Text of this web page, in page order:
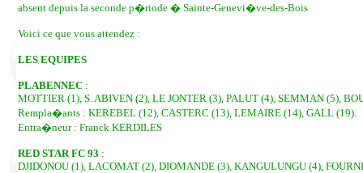
absent depuis la seconde p�riode � Sainte-Genevi�ve-des-Bois
Voici ce que vous attendez :
LES EQUIPES
PLABENNEC :
MOTTIER (1), S. ABIVEN (2), LE JONTER (3), PALUT (4), SEMMAN (5),
Rempla�ants : KEREBEL (12), CASTERC (13), LEMAIRE (14), GALL (19).
Entra�neur : Franck KERDILES
RED STAR FC 93 :
DJIDONOU (1), LACOMAT (2), DIOMANDE (3), KANGULUNGU (4),